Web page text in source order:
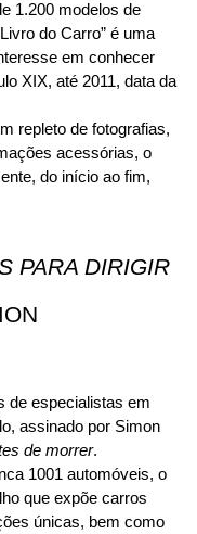
1.200 modelos de
do Carro” é uma
em conhecer
XIX, até 2011, data da
repleto de fotografias,
acessórias, o
do início ao fim,
PARA DIRIGIR
de especialistas em
assinado por Simon
de morrer.
1001 automóveis, o
que expõe carros
únicas, bem como